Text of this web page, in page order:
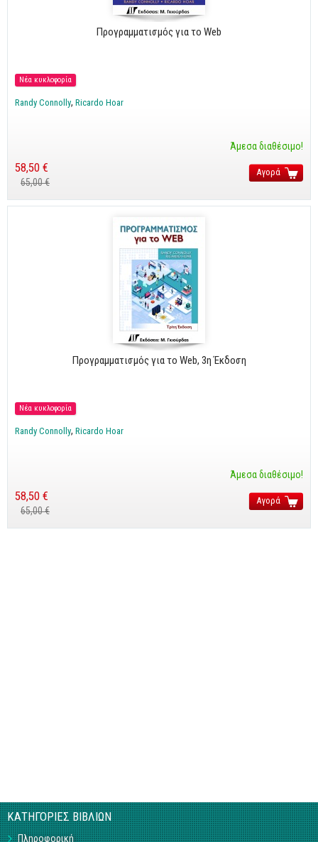
Προγραμματισμός για το Web
Νέα κυκλοφορία
Randy Connolly Ricardo Hoar
Άμεσα διαθέσιμο!
58,50 €
65,00 €
Αγορά
Προγραμματισμός για το Web, 3η Έκδοση
Νέα κυκλοφορία
Randy Connolly Ricardo Hoar
Άμεσα διαθέσιμο!
58,50 €
65,00 €
Αγορά
ΚΑΤΗΓΟΡΙΕΣ ΒΙΒΛΙΩΝ
Πληροφορική